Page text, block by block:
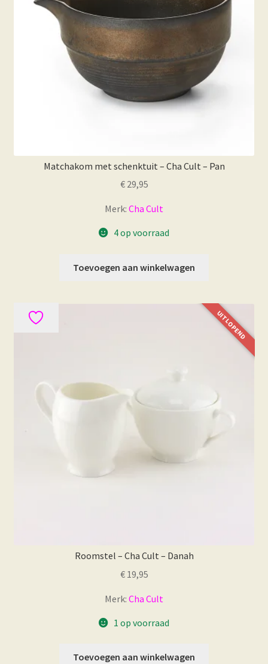
Matchakom met schenktuit – Cha Cult – Pan
€29,95
Merk: Cha Cult
4 op voorraad
Toevoegen aan winkelwagen
UITLOPEND
Roomstel – Cha Cult – Danah
€19,95
Merk: Cha Cult
1 op voorraad
Toevoegen aan winkelwagen